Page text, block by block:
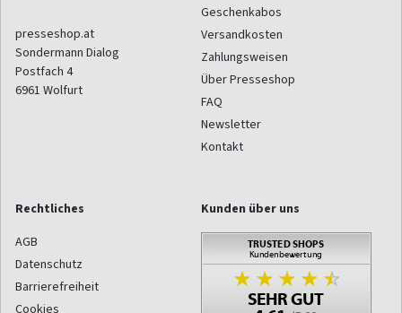
presseshop.at
Sondermann Dialog
Postfach 4
6961 Wolfurt
Geschenkabos
Versandkosten
Zahlungsweisen
Über Presseshop
FAQ
Newsletter
Kontakt
Rechtliches
AGB
Datenschutz
Barrierefreiheit
Cookies
Kunden über uns